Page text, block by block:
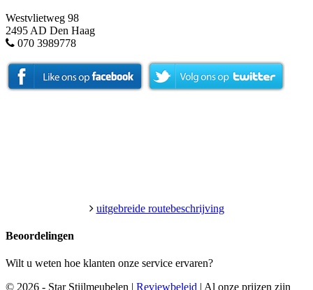
Westvlietweg 98
2495 AD Den Haag
070 3989778
uitgebreide routebeschrijving
Beoordelingen
Wilt u weten hoe klanten onze service ervaren?
© 2026 - Star Stijlmeubelen | Reviewbeleid | Al onze prijzen zijn